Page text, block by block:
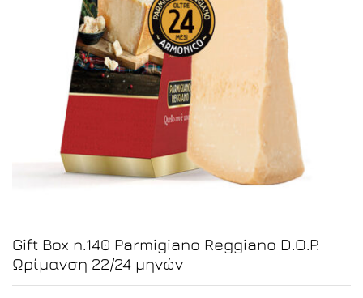
Gift Box n.140 Parmigiano Reggiano D.O.P.
Ωρίμανση 22/24 μηνών